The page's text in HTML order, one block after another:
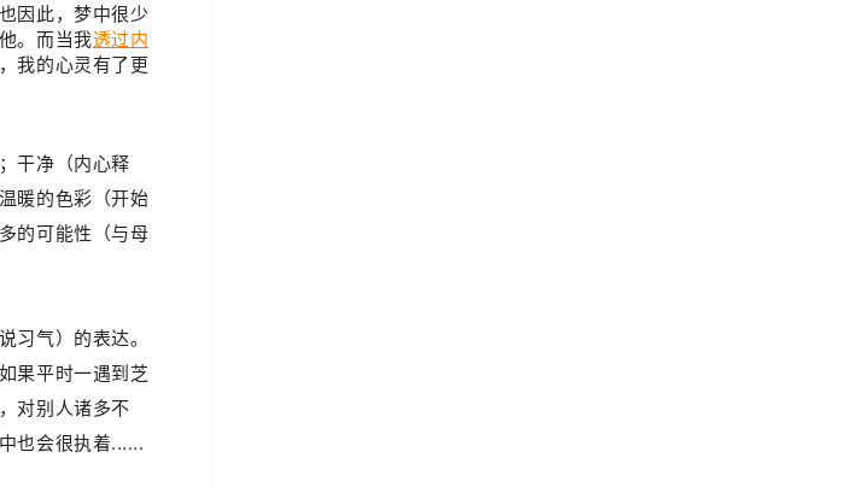
因此，梦中很少
。而当我透过内
我的心灵有了更
干净（内心释
暖的色彩（开始
的可能性（与母
习气）的表达。
果平时一遇到芝
对别人诸多不
也会很执着......